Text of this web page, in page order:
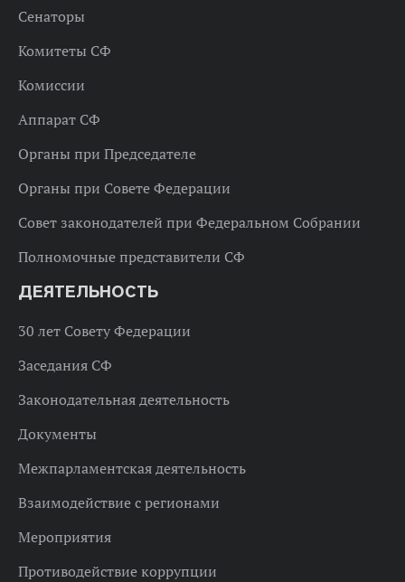
Сенаторы
Комитеты СФ
Комиссии
Аппарат СФ
Органы при Председателе
Органы при Совете Федерации
Совет законодателей при Федеральном Собрании
Полномочные представители СФ
ДЕЯТЕЛЬНОСТЬ
30 лет Совету Федерации
Заседания СФ
Законодательная деятельность
Документы
Межпарламентская деятельность
Взаимодействие с регионами
Мероприятия
Противодействие коррупции